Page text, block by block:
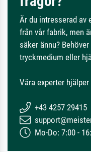
Är du intresserad av
från vår fabrik, men
säker ännu?
tryckmedium eller
Våra experter hjälper
+43 4257 29415
Mo-Do: 7:00 -